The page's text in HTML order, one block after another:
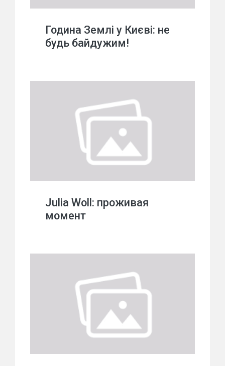
Година Землі у Києві: не
будь байдужим!
Julia Woll: проживая
момент